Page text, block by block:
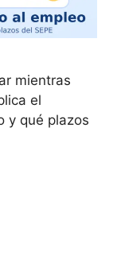
mientras
el
y qué plazos